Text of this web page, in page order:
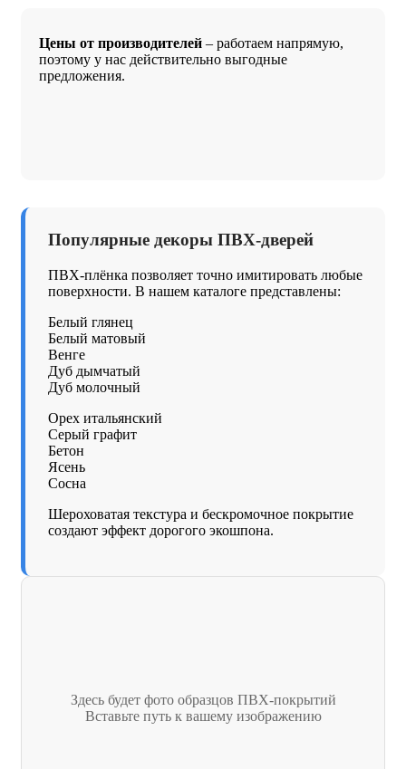
Цены от производителей – работаем напрямую,
поэтому у нас действительно выгодные
предложения.
Популярные декоры ПВХ-дверей
ПВХ-плёнка позволяет точно имитировать любые
поверхности. В нашем каталоге представлены:
Белый глянец
Белый матовый
Венге
Дуб дымчатый
Дуб молочный
Орех итальянский
Серый графит
Бетон
Ясень
Сосна
Шероховатая текстура и бескромочное покрытие
создают эффект дорогого экошпона.
Здесь будет фото образцов ПВХ-покрытий
Вставьте путь к вашему изображению